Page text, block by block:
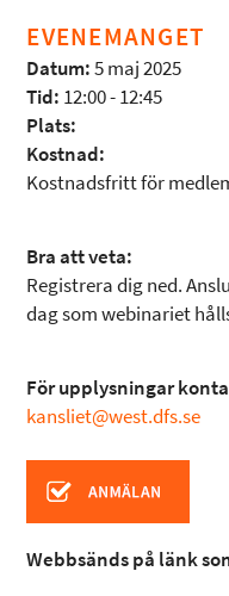
EVENEMANGET
Datum:5 maj 2025
Tid: 12:00 - 12:45
Plats:
Kostnad:
Kostnadsfritt för
Bra att veta:
Registrera dig ned.
dag som webinariet
För upplysningar
kansliet@west.dfs.se
Webbsänds på länk